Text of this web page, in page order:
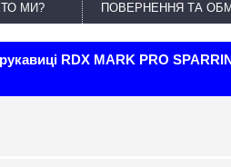
МИ? ПОВЕРНЕННЯ ТА
RDX MARK PRO